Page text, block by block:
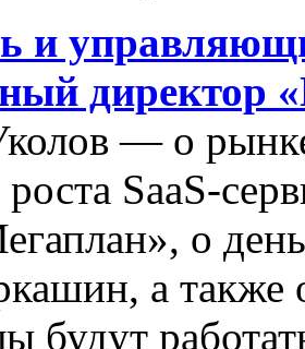
и
— о
SaaS-
о
а также
будут